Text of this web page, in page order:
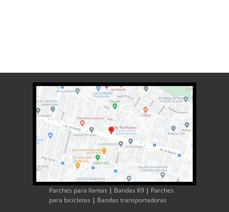
Parches para llantas | Bandas K9 | Parches
para bicicletas | Bandas transportadoras